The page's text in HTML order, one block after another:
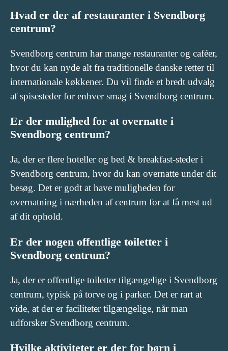
Hvad er der af restauranter i Svendborg
centrum?
Svendborg centrum har mange restauranter og caféer,
hvor du kan nyde alt fra traditionelle danske retter til
internationale køkkener. Du vil finde et bredt udvalg
af spisesteder for enhver smag i Svendborg centrum.
Er der mulighed for at overnatte i
Svendborg centrum?
Ja, der er flere hoteller og bed & breakfast-steder i
Svendborg centrum, hvor du kan overnatte under dit
besøg. Det er godt at have muligheden for
overnatning i nærheden af centrum for at få mest ud
af dit ophold.
Er der nogen offentlige toiletter i
Svendborg centrum?
Ja, der er offentlige toiletter tilgængelige i Svendborg
centrum, typisk på torve og i parker. Det er rart at
vide, at der er faciliteter tilgængelige, når man
udforsker Svendborg centrum.
Hvilke aktiviteter er der for børn i